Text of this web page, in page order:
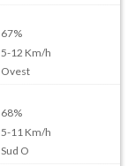
67%
5-12 Km/h
Ovest
68%
5-11 Km/h
Sud O